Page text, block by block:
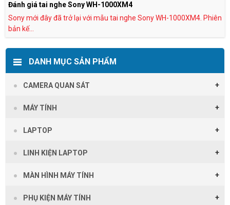
Đánh giá tai nghe Sony WH-1000XM4
Sony mới đây đã trở lại với mẫu tai nghe Sony WH-1000XM4. Phiên
bản kế...
DANH MỤC SẢN PHẨM
CAMERA QUAN SÁT
MÁY TÍNH
LAPTOP
LINH KIỆN LAPTOP
MÀN HÌNH MÁY TÍNH
PHỤ KIỆN MÁY TÍNH